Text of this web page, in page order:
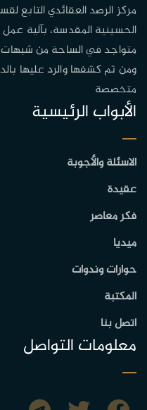
مركز الرصد العقائدي التابع
الحسينية المقدسة، بآلية
متواجد في الساحة من
ومن ثم كشفها والرد عليها
متخصصة
الأبواب الرئيسية
الاسئلة والأجوبة
عقيدة
فكر معاصر
ميديا
حوارات وندوات
المكتبة
اتصل بنا
معلومات التواصل